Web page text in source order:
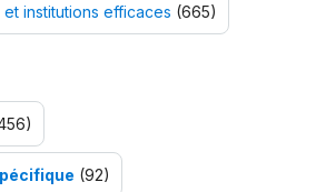
et institutions efficaces (665)
(92)